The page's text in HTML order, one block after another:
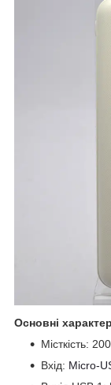
Основні
Місткість:
Вхід: Micro-